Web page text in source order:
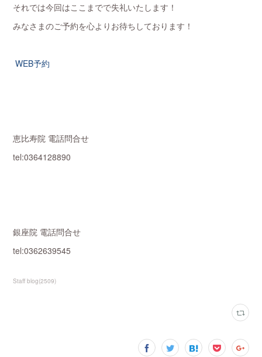
それでは今回はここまでで失礼いたします！
みなさまのご予約を心よりお待ちしております！
WEB予約
恵比寿院 電話問合せ
tel:0364128890
銀座院 電話問合せ
tel:0362639545
Staff blog(2509)